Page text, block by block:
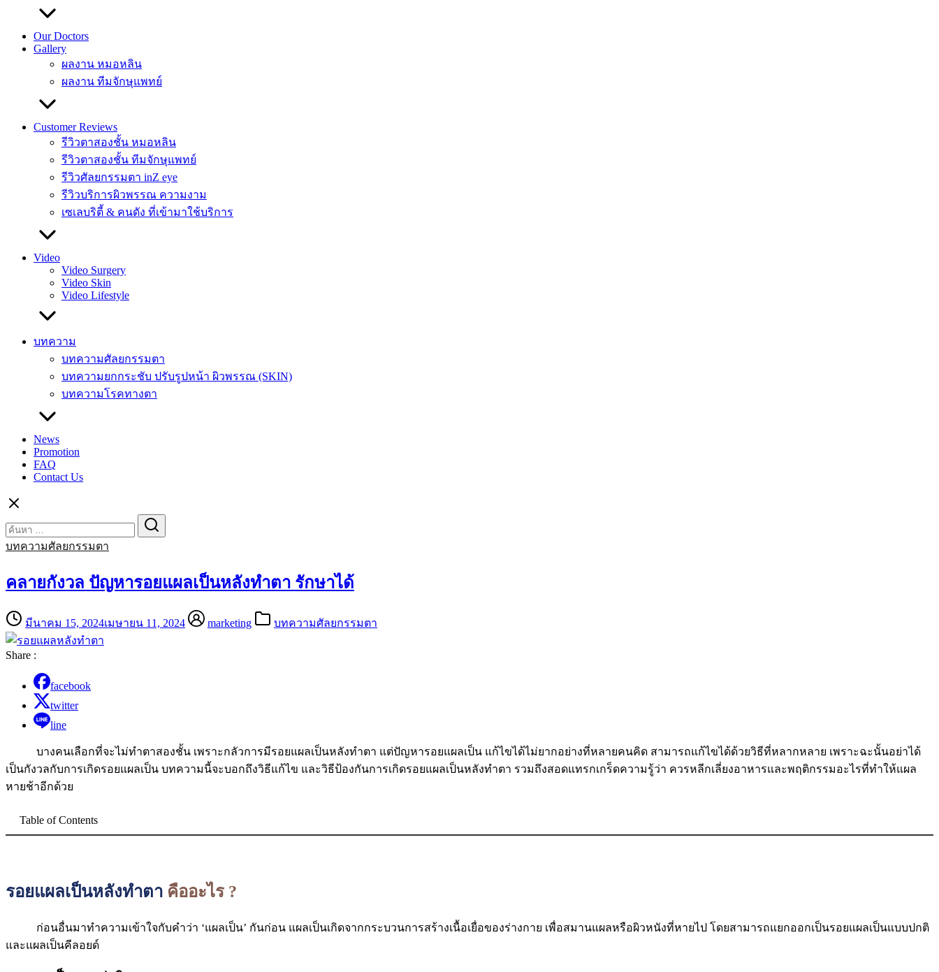
Our Doctors
Gallery
ผลงาน หมอหลิน
ผลงาน ทีมจักษุแพทย์
Customer Reviews
รีวิวตาสองชั้น หมอหลิน
รีวิวตาสองชั้น ทีมจักษุแพทย์
รีวิวศัลยกรรมตา inZ eye
รีวิวบริการผิวพรรณ ความงาม
เซเลบริตี้ & คนดัง ที่เข้ามาใช้บริการ
Video
Video Surgery
Video Skin
Video Lifestyle
บทความ
บทความศัลยกรรมตา
บทความยกกระชับ ปรับรูปหน้า ผิวพรรณ (SKIN)
บทความโรคทางตา
News
Promotion
FAQ
Contact Us
for:
บทความศัลยกรรมตา
คลายกังวล ปัญหารอยแผลเป็นหลังทำตา รักษาได้
มีนาคม 15, 2024เมษายน 11, 2024 marketing บทความศัลยกรรมตา
Share :
facebook
twitter
line
บางคนเลือกที่จะไม่ทำตาสองชั้น เพราะกลัวการมีรอยแผลเป็นหลังทำตา แต่ปัญหารอยแผลเป็น แก้ไขได้ไม่ยากอย่างที่หลายคนคิด สามารถแก้ไขได้ด้วยวิธีที่หลากหลาย เพราะฉะนั้นอย่าได้
เป็นกังวลกับการเกิดรอยแผลเป็น บทความนี้จะบอกถึงวิธีแก้ไข และวิธีป้องกันการเกิดรอยแผลเป็นหลังทำตา รวมถึงสอดแทรกเกร็ดความรู้ว่า ควรหลีกเลี่ยงอาหารและพฤติกรรมอะไรที่ทำให้แผล
หายช้าอีกด้วย
Table of Contents
รอยแผลเป็นหลังทำตา คืออะไร ?
ก่อนอื่นมาทำความเข้าใจกับคำว่า ‘แผลเป็น’ กันก่อน แผลเป็นเกิดจากกระบวนการสร้างเนื้อเยื่อของร่างกาย เพื่อสมานแผลหรือผิวหนังที่หายไป โดยสามารถแยกออกเป็นรอยแผลเป็นแบบปกติ
และแผลเป็นคีลอยด์